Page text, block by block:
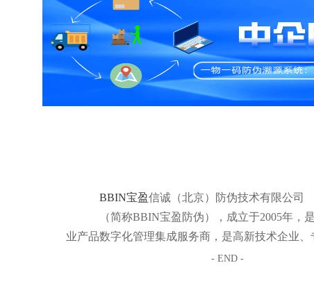
BBIN宝盈信诚（北京）防伪技术有限公司
（简称BBIN宝盈防伪），成立于2005年
业产品数字化管理集成服务商，是高新技术企业、
- END -